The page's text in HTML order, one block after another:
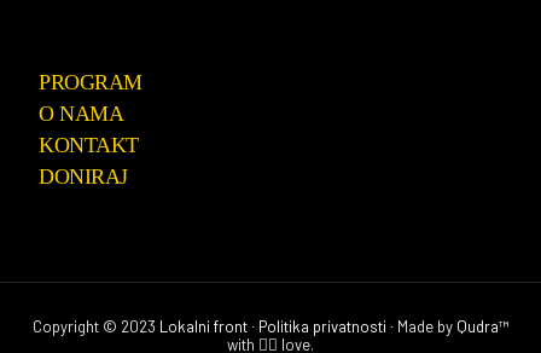
PROGRAM
O NAMA
KONTAKT
DONIRAJ
Copyright © 2023 Lokalni front∙ Politika privatnosti ∙ Made by Qudra™
with ❤️‍🔥 love.